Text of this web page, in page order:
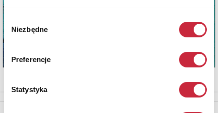
zgody
Niezbędne
Preferencje
Statystyka